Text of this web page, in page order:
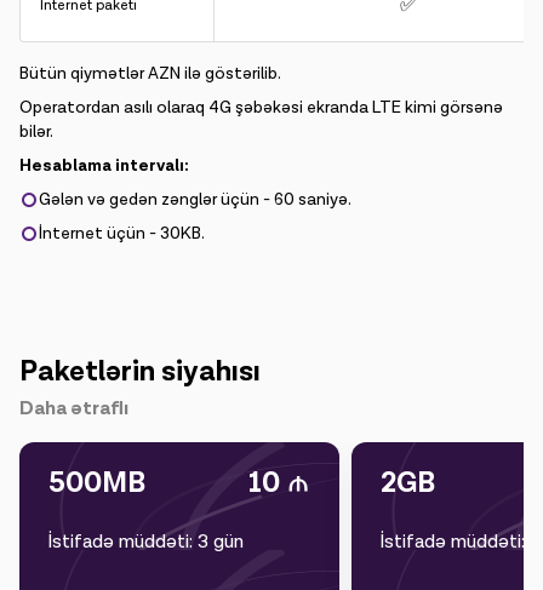
İnternet paketi ✅
Bütün qiymətlər AZN ilə göstərilib.
Operatordan asılı olaraq 4G şəbəkəsi ekranda LTE kimi görsənə
bilər.
Hesablama intervalı:
Gələn və gedən zənglər üçün - 60 saniyə.
İnternet üçün - 30KB.
Paketlərin siyahısı
Daha ətraflı
500MB 10
İstifadə müddəti: 3 gün
2GB
İstifadə müddəti: